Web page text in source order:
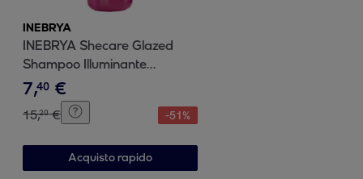
INEBRYA
INEBRYA Shecare Glazed
Shampoo Illuminante
Laminante 300ml
7,40 €
15,20 € -51%
Acquisto rapido